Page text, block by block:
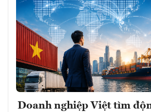
Doanh nghiệp Việt tìm